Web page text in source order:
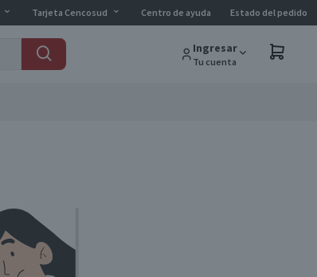
Tarjeta Cencosud Centro de ayuda Estado del pedido
Ingresar
Tu cuenta